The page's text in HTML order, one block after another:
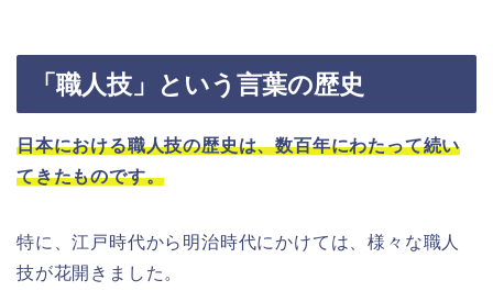
「職人技」という言葉の歴史
日本における職人技の歴史は、数百年にわたって続い
てきたものです。
特に、江戸時代から明治時代にかけては、様々な職人
技が花開きました。